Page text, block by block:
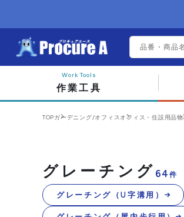
作業工具
TOPガーデニング/オフィスオフィス・住設用品
グレーチング 64 件
グレーチング（U字溝用）